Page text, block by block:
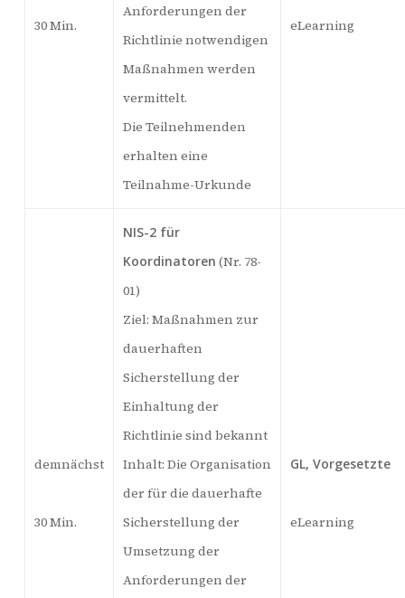
30 Min.
Anforderungen der
Richtlinie notwendigen
Maßnahmen werden
vermittelt.
Die Teilnehmenden
erhalten eine
Teilnahme-Urkunde
eLearning
demnächst
30 Min.
NIS-2 für
Koordinatoren (Nr. 78-
01)
Ziel: Maßnahmen zur
dauerhaften
Sicherstellung der
Einhaltung der
Richtlinie sind bekannt
Inhalt: Die Organisation
der für die dauerhafte
Sicherstellung der
Umsetzung der
Anforderungen der
GL, Vorgesetzte
eLearning